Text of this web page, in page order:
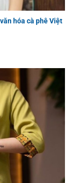
hóa cà phê Việt